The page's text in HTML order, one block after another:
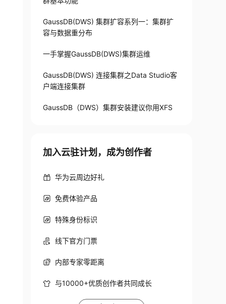
GaussDB(DWS) 集群扩容系列一：集群扩
容与数据重分布
一手掌握GaussDB(DWS)集群运维
GaussDB(DWS) 连接集群之Data Studio客
户端连接集群
GaussDB（DWS）集群安装建议你用XFS
加入云驻计划，成为创作者
华为云周边好礼
免费体验产品
特殊身份标识
线下官方门票
内部专家零距离
与10000+优质创作者共同成长